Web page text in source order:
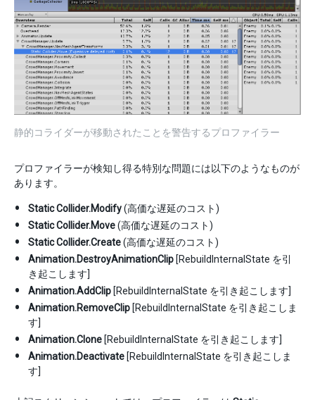
静的コライダーが移動されたことを警告するプロファイラー
プロファイラーが検知し得る特別な問題には以下のようなものが
あります。
Static Collider.Modify(高価な遅延のコスト)
Static Collider.Move(高価な遅延のコスト)
Static Collider.Create(高価な遅延のコスト)
Animation.DestroyAnimationClip [RebuildInternalState を引
き起こします]
Animation.AddClip [RebuildInternalState を引き起こします]
Animation.RemoveClip [RebuildInternalState を引き起こしま
す]
Animation.Clone [RebuildInternalState を引き起こします]
Animation.Deactivate [RebuildInternalState を引き起こしま
す]